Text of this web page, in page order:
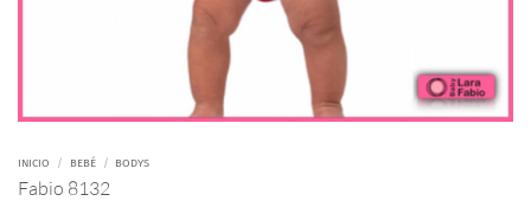
INICIO / BEBÉ / BODYS
Fabio 8132